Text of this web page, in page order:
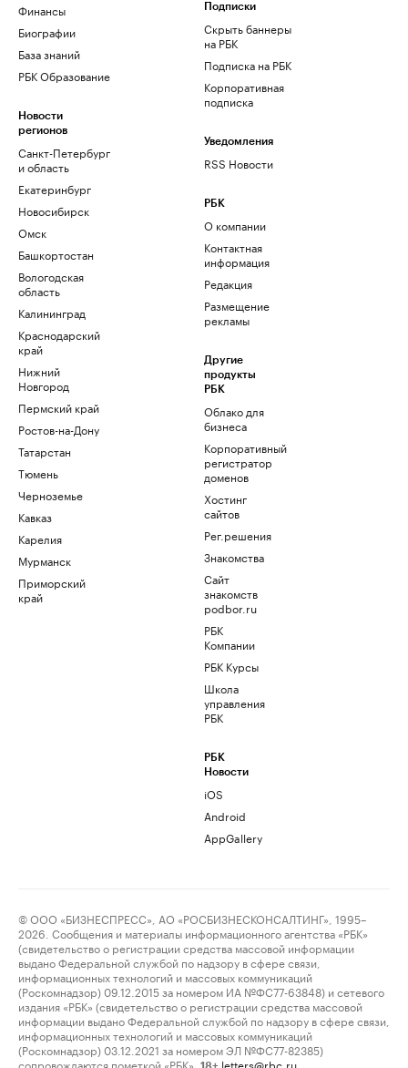
Финансы
Биографии
База знаний
РБК Образование
Новости
регионов
Санкт-Петербург
и область
Екатеринбург
Новосибирск
Омск
Башкортостан
Вологодская
область
Калининград
Краснодарский
край
Нижний
Новгород
Пермский край
Ростов-на-Дону
Татарстан
Тюмень
Черноземье
Кавказ
Карелия
Мурманск
Приморский
край
Подписки
Скрыть баннеры
на РБК
Подписка на РБК
Корпоративная
подписка
Уведомления
RSS Новости
РБК
О компании
Контактная
информация
Редакция
Размещение
рекламы
Другие
продукты
РБК
Облако для
бизнеса
Корпоративный
регистратор
доменов
Хостинг
сайтов
Рег.решения
Знакомства
Сайт
знакомств
podbor.ru
РБК
Компании
РБК Курсы
Школа
управления
РБК
РБК
Новости
iOS
Android
AppGallery
© ООО «БИЗНЕСПРЕСС», АО «РОСБИЗНЕСКОНСАЛТИНГ», 1995–
2026. Сообщения и материалы информационного агентства «РБК»
(свидетельство о регистрации средства массовой информации
выдано Федеральной службой по надзору в сфере связи,
информационных технологий и массовых коммуникаций
(Роскомнадзор) 09.12.2015 за номером ИА №ФС77-63848) и сетевого
издания «РБК» (свидетельство о регистрации средства массовой
информации выдано Федеральной службой по надзору в сфере связи,
информационных технологий и массовых коммуникаций
(Роскомнадзор) 03.12.2021 за номером ЭЛ №ФС77-82385)
сопровождаются пометкой «РБК».
letters@rbc.ru